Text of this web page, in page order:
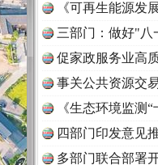
《可再生能源发
三部门：做好"八
促家政服务业高
事关公共资源交
《生态环境监测
读
四部门印发意见
多部门联合部署